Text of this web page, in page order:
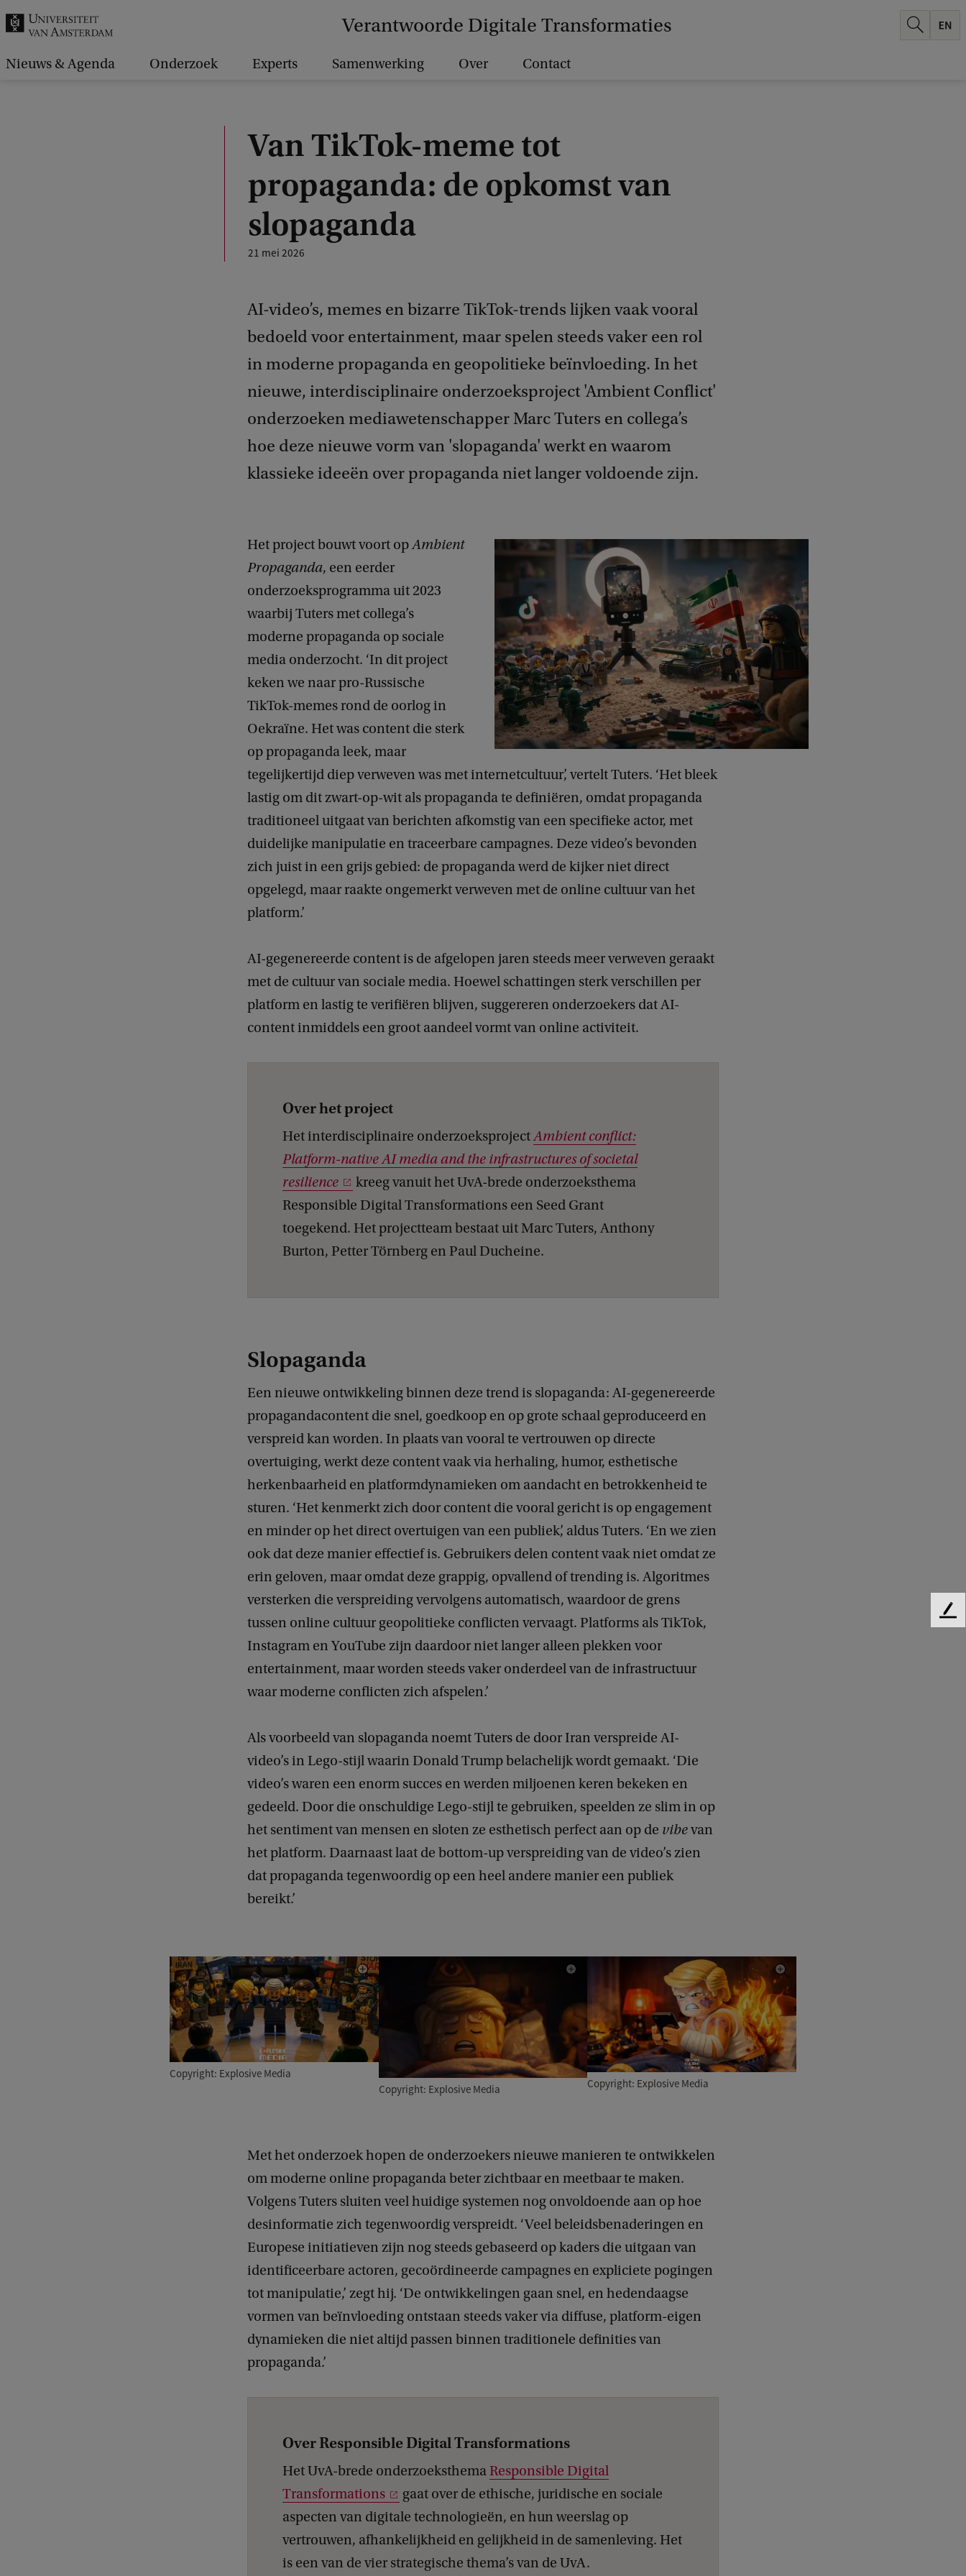
Verantwoorde Digitale Transformaties
Nieuws & Agenda Onderzoek Experts Samenwerking Over Contact
Van TikTok-meme tot
propaganda: de opkomst van
slopaganda
21 mei 2026
AI-video’s, memes en bizarre TikTok-trends lijken vaak vooral
bedoeld voor entertainment, maar spelen steeds vaker een rol
in moderne propaganda en geopolitieke beïnvloeding. In het
nieuwe, interdisciplinaire onderzoeksproject 'Ambient Conflict'
onderzoeken mediawetenschapper Marc Tuters en collega’s
hoe deze nieuwe vorm van 'slopaganda' werkt en waarom
klassieke ideeën over propaganda niet langer voldoende zijn.
Het project bouwt voort opAmbient
Propaganda, een eerder
onderzoeksprogramma uit 2023
waarbij Tuters met collega’s
moderne propaganda op sociale
media onderzocht. ‘In dit project
keken we naar pro-Russische
TikTok-memes rond de oorlog in
Oekraïne. Het was content die sterk
op propaganda leek, maar
tegelijkertijd diep verweven was met internetcultuur’, vertelt Tuters. ‘Het bleek
lastig om dit zwart-op-wit als propaganda te definiëren, omdat propaganda
traditioneel uitgaat van berichten afkomstig van een specifieke actor, met
duidelijke manipulatie en traceerbare campagnes. Deze video’s bevonden
zich juist in een grijs gebied: de propaganda werd de kijker niet direct
opgelegd, maar raakte ongemerkt verweven met de online cultuur van het
platform.’
AI-gegenereerde content is de afgelopen jaren steeds meer verweven geraakt
met de cultuur van sociale media. Hoewel schattingen sterk verschillen per
platform en lastig te verifiëren blijven, suggereren onderzoekers dat AI-
content inmiddels een groot aandeel vormt van online activiteit.
Over het project
Het interdisciplinaire onderzoeksprojectAmbient conflict:
Platform-native AI media and the infrastructures of societal
resilience
kreeg vanuit het UvA-brede onderzoeksthema
Responsible Digital Transformations een Seed Grant
toegekend. Het projectteam bestaat uit Marc Tuters, Anthony
Burton, Petter Törnberg en Paul Ducheine.
Slopaganda
Een nieuwe ontwikkeling binnen deze trend is slopaganda: AI-gegenereerde
propagandacontent die snel, goedkoop en op grote schaal geproduceerd en
verspreid kan worden. In plaats van vooral te vertrouwen op directe
overtuiging, werkt deze content vaak via herhaling, humor, esthetische
herkenbaarheid en platformdynamieken om aandacht en betrokkenheid te
sturen. ‘Het kenmerkt zich door content die vooral gericht is op engagement
en minder op het direct overtuigen van een publiek’, aldus Tuters. ‘En we zien
ook dat deze manier effectief is. Gebruikers delen content vaak niet omdat ze
erin geloven, maar omdat deze grappig, opvallend of trending is. Algoritmes
versterken die verspreiding vervolgens automatisch, waardoor de grens
tussen online cultuur geopolitieke conflicten vervaagt. Platforms als TikTok,
Instagram en YouTube zijn daardoor niet langer alleen plekken voor
entertainment, maar worden steeds vaker onderdeel van de infrastructuur
waar moderne conflicten zich afspelen.’
Als voorbeeld van slopaganda noemt Tuters de door Iran verspreide AI-
video’s in Lego-stijl waarin Donald Trump belachelijk wordt gemaakt. ‘Die
video’s waren een enorm succes en werden miljoenen keren bekeken en
gedeeld. Door die onschuldige Lego-stijl te gebruiken, speelden ze slim in op
het sentiment van mensen en sloten ze esthetisch perfect aan op de vibevan
het platform. Daarnaast laat de bottom-up verspreiding van de video’s zien
dat propaganda tegenwoordig op een heel andere manier een publiek
bereikt.’
Copyright: Explosive Media
Copyright: Explosive Media
Copyright: Explosive Media
Met het onderzoek hopen de onderzoekers nieuwe manieren te ontwikkelen
om moderne online propaganda beter zichtbaar en meetbaar te maken.
Volgens Tuters sluiten veel huidige systemen nog onvoldoende aan op hoe
desinformatie zich tegenwoordig verspreidt. ‘Veel beleidsbenaderingen en
Europese initiatieven zijn nog steeds gebaseerd op kaders die uitgaan van
identificeerbare actoren, gecoördineerde campagnes en expliciete pogingen
tot manipulatie,’ zegt hij. ‘De ontwikkelingen gaan snel, en hedendaagse
vormen van beïnvloeding ontstaan steeds vaker via diffuse, platform-eigen
dynamieken die niet altijd passen binnen traditionele definities van
propaganda.’
Over Responsible Digital Transformations
Het UvA-brede onderzoeksthemaResponsible Digital
Transformations
gaat over de ethische, juridische en sociale
aspecten van digitale technologieën, en hun weerslag op
vertrouwen, afhankelijkheid en gelijkheid in de samenleving. Het
is een van de vier strategische thema’s van de UvA.
F